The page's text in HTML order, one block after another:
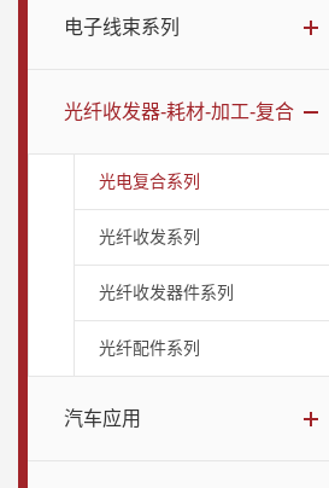
电子线束系列
光纤收发器-耗材-加工-复合
光电复合系列
光纤收发系列
光纤收发器件系列
光纤配件系列
汽车应用